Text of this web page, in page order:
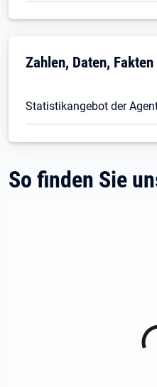
Zahlen, Daten, Fakten
Statistikangebot der
So finden Sie